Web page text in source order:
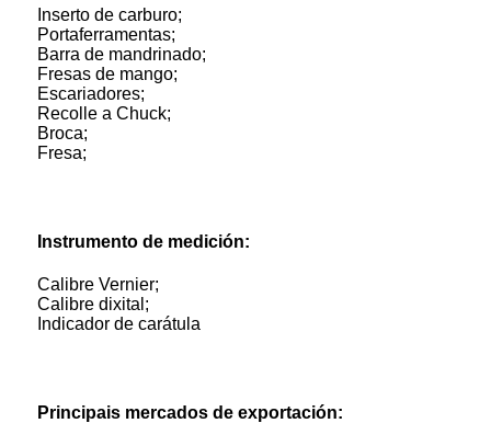
Inserto de carburo;
Portaferramentas;
Barra de mandrinado;
Fresas de mango;
Escariadores;
Recolle a Chuck;
Broca;
Fresa;
Instrumento de medición:
Calibre Vernier;
Calibre dixital;
Indicador de carátula
Principais mercados de exportación: